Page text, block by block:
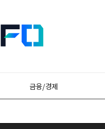
금융/경제